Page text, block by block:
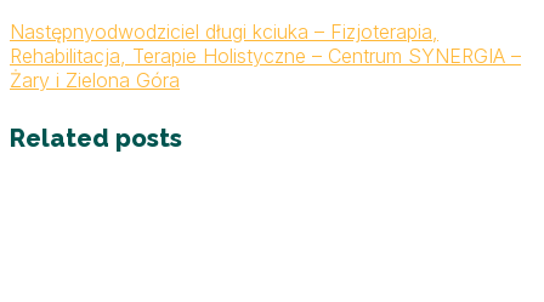
Następnyodwodziciel długi kciuka – Fizjoterapia,
Rehabilitacja, Terapie Holistyczne – Centrum SYNERGIA –
Żary i Zielona Góra
Related posts